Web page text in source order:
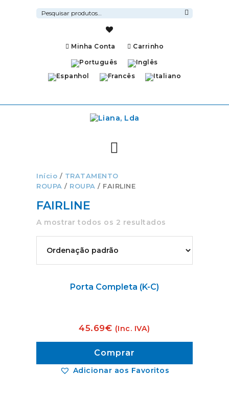
Pesquisar
por:
Minha Conta Carrinho
Início / TRATAMENTO
ROUPA / ROUPA / FAIRLINE
FAIRLINE
A mostrar todos os 2 resultados
Adicionar aos Favoritos
Porta Completa (K-C)
45.69€ (Inc. IVA)
Comprar